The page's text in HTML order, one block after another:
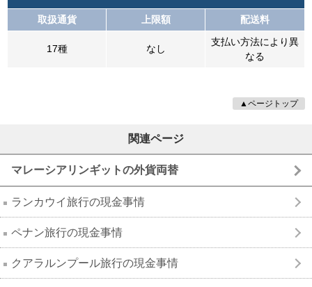
取扱通貨 上限額 配送料
17種 なし
支払い方法により異
なる
▲ページトップ
関連ページ
マレーシアリンギットの外貨両替
ランカウイ旅行の現金事情
ペナン旅行の現金事情
クアラルンプール旅行の現金事情